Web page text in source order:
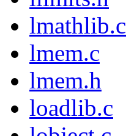
lmathlib.c
lmem.c
lmem.h
loadlib.c